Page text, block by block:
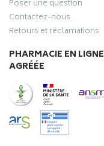
Poser une question
Contactez-nous
Retours et réclamations
PHARMACIE EN LIGNE
AGRÉÉE